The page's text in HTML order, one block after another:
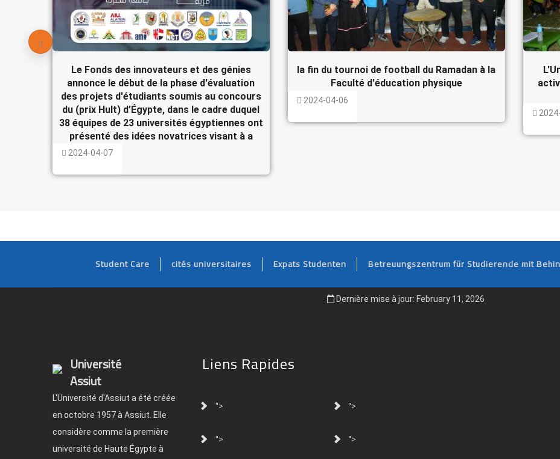
Le Fonds des innovateurs et des génies
annonce le début de la phase d'évaluation
des projets d'étudiants soumis au concours
du (prix Hult) d’Égypte, dans le cadre duquel
38 équipes de 23 universités égyptiennes ont
présenté des idées novatrices visant à a
2024-04-07
la fin du tournoi de football du Ramadan à la
Faculté d'éducation physique
2024-04-06
FOOTER
Student Care cités universitaires Expats Studenten Betreuungszentrum für Studierende mit
Dernière mise à jour: February 11, 2026
Université
Assiut
L'Université d'Assiut a été créée
en octobre 1957 à Assiut. Elle
considère comme la première
université de Haute Égypte à
Liens Rapides
"> ">
"> ">